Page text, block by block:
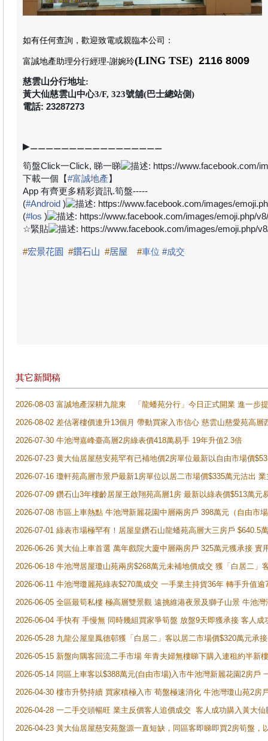
如有任何查詢，歡迎致電或親臨本公司 ：
富誠地產助理分行經理-謝婉玲(LING TSE) 2116 8009
慈雲山分行地址:
黃大仙慈雲山中心3/F, 323號舖(巴士總站側)
電話: 23287273
▶⚊⚊⚊⚊⚊⚊⚊⚊⚊⚊⚊⚊⚊⚊⚊⚊⚊
筍盤Click一Click, 睇一睇
下載一個【#富誠地產】
App 有齊更多精彩資訊.筍盤-----
(#Android )
(#los )
☆緊貼
#宏景花園 #鑽石山 #居屋 #車位 #成交
其它新聞稿
2026-08-03 富誠地產深耕九龍東 「龍蟠苑分行」今日正式開業 進一步
2026-08-02 差估署樓價連升13個月 帶動買家入市信心 慈雲山慈愛苑高層
2026-07-30 牛池灣嘉峰臺高層2房綠表價418萬易手 19年升值2.3倍
2026-07-23 黄大仙居屋慈安苑罕有已補地價2房單位最新以自由市場價
2026-07-16 瓊軒苑高層市景戶最新1房單位以居二市場價$335萬元沽出
2026-07-09 鑽石山3年樓齡居屋王啟翔苑高層1房 最新以綠表價$513萬元
2026-07-08 市區上車熱點 牛池灣新麗花園中層兩房戶 398萬元（自由市
2026-07-01 綠表市場極罕有！居屋皇鑽石山龍蟠苑高層大三房戶
2026-06-26 黃大仙上車首選 萬年戲院大廈中層兩房戶 325萬元獲承接 實
2026-06-18 牛池灣居屋瓊山苑兩房$268萬元未補地價成交 獲「白居二」
2026-06-11 牛池灣瓊麗苑綠表$270萬成交 一手業主持貨36年 轉手升值逾
2026-06-05 全區最筍私樓 極高層雙景觀 遠挑維港夜景及獅子山景 牛池
2026-06-04 手快有 手慢無 同時幾組買家爭筍盤 放盤9天即獲承接 客人
2026-05-28 九龍公屋皇鳳德邨獲「白居二」客以居二市場價$320萬元承接
2026-05-15 新盤向隅客回流二手市場 年青夫婦無樓睇下購入連租約半新
2026-05-14 同區上車客以$388萬元(自由市場)入市牛池灣新麗花園2房戶
2026-04-30 樓市升勢持續 買家積極入市 荀盤極速消化 牛池灣瓊山苑2房
2026-04-28 一二手交頭暢旺 業主反價客人追價成交 客人成功購入黃大
2026-04-23 黃大仙居屋慈安苑盤源一直短缺，同區客即睇即買2房筍盤，